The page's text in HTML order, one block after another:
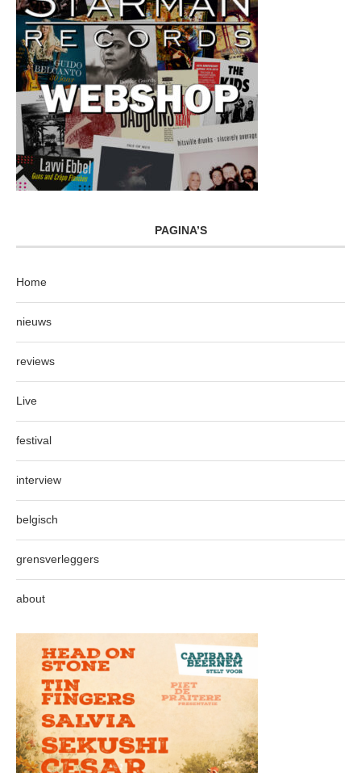
PAGINA’S
Home
nieuws
reviews
Live
festival
interview
belgisch
grensverleggers
about